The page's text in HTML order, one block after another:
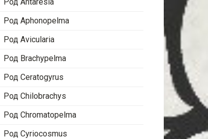
Род Aphonopelma
Род Avicularia
Род Brachypelma
Род Ceratogyrus
Род Chilobrachys
Род Chromatopelma
Род Cyriocosmus